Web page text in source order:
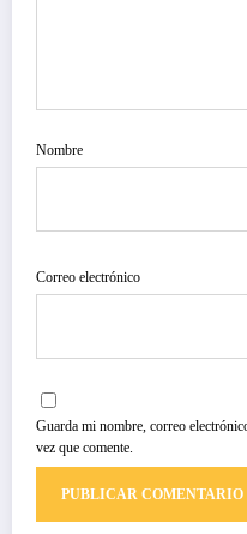
Nombre
Correo electrónico
Guarda mi nombre, correo
vez que comente.